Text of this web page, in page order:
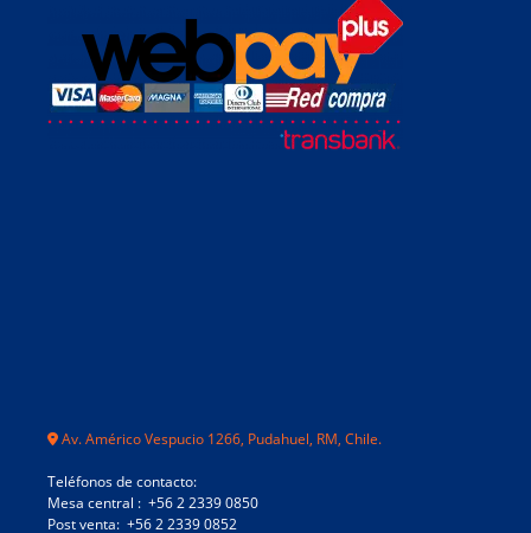
Av. Américo Vespucio 1266, Pudahuel, RM, Chile.
Teléfonos de contacto:
Mesa central : +56 2 2339 0850
Post venta: +56 2 2339 0852